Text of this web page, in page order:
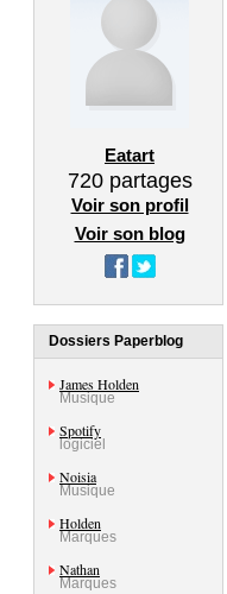
Eatart
720partages
Voir son profil
Voir son blog
Dossiers Paperblog
James Holden
Musique
Spotify
logiciel
Noisia
Musique
Holden
Marques
Nathan
Marques